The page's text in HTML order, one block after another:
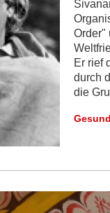
Order"
Er rief
durch
die